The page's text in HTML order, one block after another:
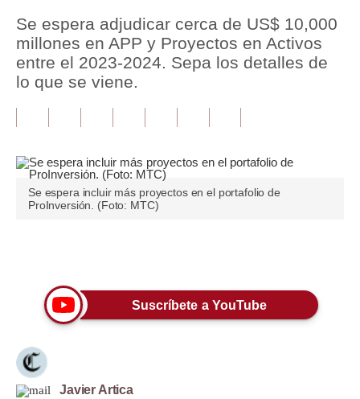
Finanzas Personales
Inmobiliarias
Plus G
Editorial
Pregunta de hoy
Lujo
Moda
Se espera adjudicar cerca de US$ 10,000
millones en APP y Proyectos en Activos
entre el 2023-2024. Sepa los detalles de
lo que se viene.
Se espera incluir más proyectos en el portafolio de
ProInversión. (Foto: MTC)
Suscríbete a YouTube
Javier Artica